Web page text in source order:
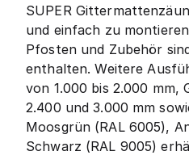
SUPER
und einfach zu
Pfosten und Zubehör
enthalten. Weitere
von 1.000 bis 2.000 mm,
2.400 und 3.000 mm
Moosgrün (RAL 6005),
Schwarz (RAL 9005)